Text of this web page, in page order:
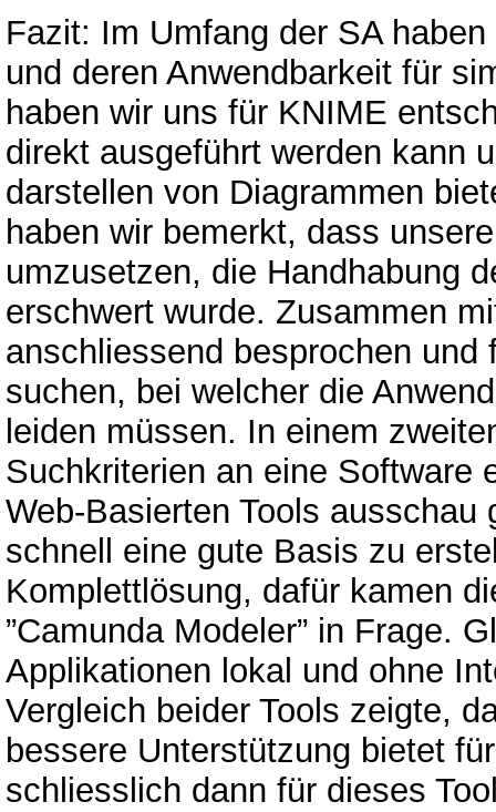
Fazit: Im Umfang der SA
und deren Anwendbarkeit für
haben wir uns für KNIME
direkt ausgeführt werden kann
darstellen von Diagrammen
haben wir bemerkt, dass
umzusetzen, die Handhabung
erschwert wurde. Zusammen
anschliessend besprochen
suchen, bei welcher die
leiden müssen. In einem
Suchkriterien an eine Software
Web-Basierten Tools
schnell eine gute Basis zu
Komplettlösung, dafür kamen
”Camunda Modeler” in Frage.
Applikationen lokal und ohne
Vergleich beider Tools zeigte,
bessere Unterstützung bietet
schliesslich dann für dieses